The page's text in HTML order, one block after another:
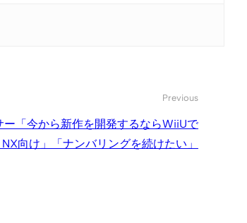
Previous
「今から新作を開発するならWiiUで
向け」「ナンバリングを続けたい」